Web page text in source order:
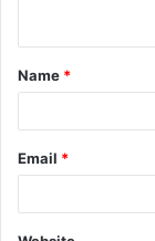
t
*
Name *
Email *